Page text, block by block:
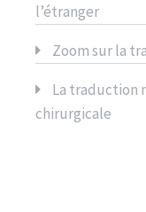
l’étranger
Zoom sur la
La traduction
chirurgicale